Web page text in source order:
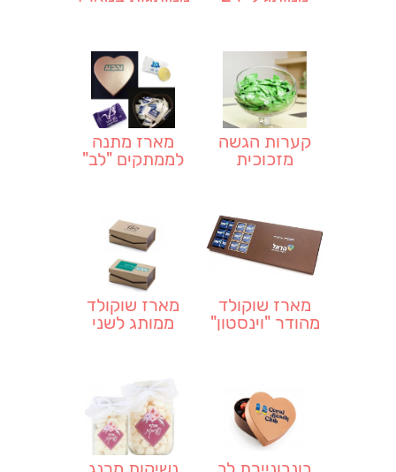
קערות הגשה
מזכוכית
מארז מתנה
לממתקים "לב"
מארז שוקולד
מהודר "וינסטון"
מארז שוקולד
ממותג לשני